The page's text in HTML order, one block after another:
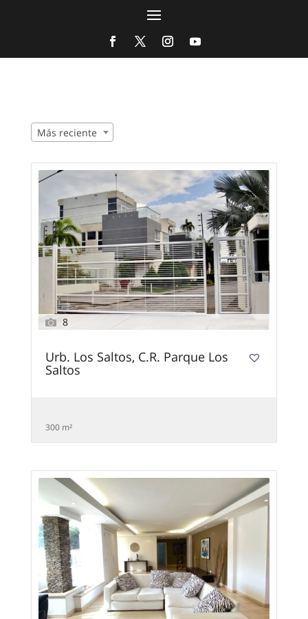
Más reciente
8
Urb. Los Saltos, C.R. Parque Los
Saltos
300 m²